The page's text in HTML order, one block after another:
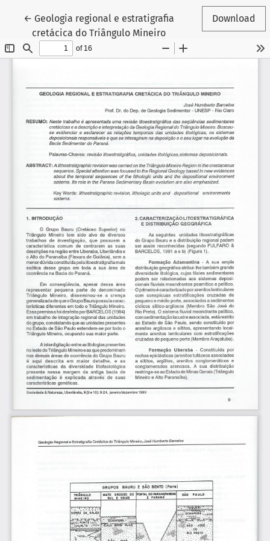
← Return to Article Details
Geologia regional e estratigrafia
cretácica do Triângulo Mineiro
Download